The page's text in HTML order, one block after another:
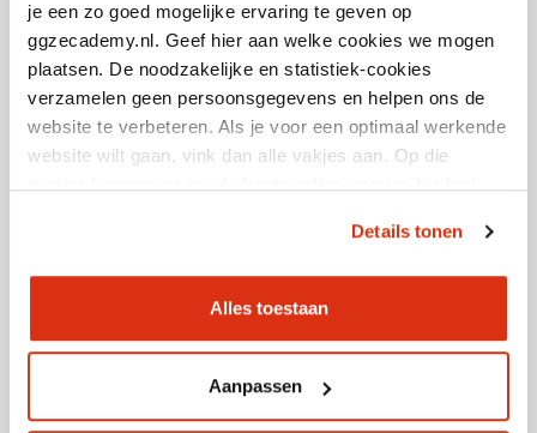
je een zo goed mogelijke ervaring te geven op
ggzecademy.nl. Geef hier aan welke cookies we mogen
plaatsen. De noodzakelijke en statistiek-cookies
verzamelen geen persoonsgegevens en helpen ons de
website te verbeteren. Als je voor een optimaal werkende
website wilt gaan, vink dan alle vakjes aan. Op die
Details tonen
Alles toestaan
Aanpassen
Making sense of hearing voices